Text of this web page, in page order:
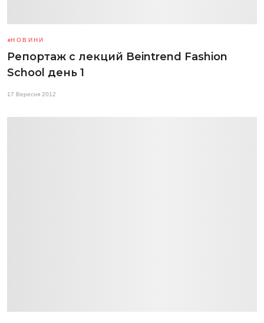
НОВИНИ
Репортаж c лекций Beintrend Fashion
School день 1
17 Вересня 2012